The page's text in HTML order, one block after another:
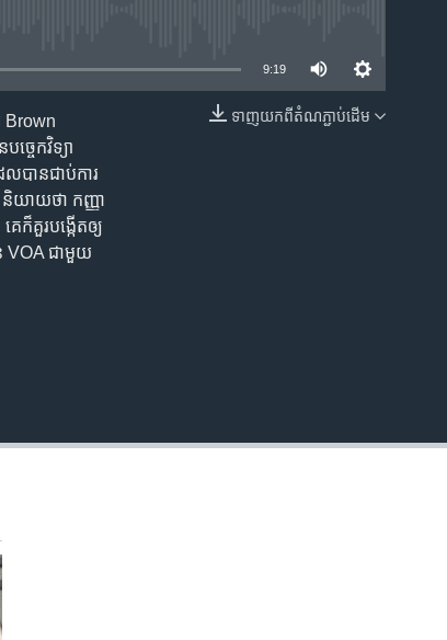
EMBED
9:19
ទាញ​យក​ពី​តំណភ្ជាប់​ដើម
Brown
ចេកវិទ្យា
ល​បាន​ជាប់​ការ​
យាយ​ថា ​កញ្ញា​
ក៏​គួរ​បង្កើត​ឲ្យ​
VOA ជាមួយ​